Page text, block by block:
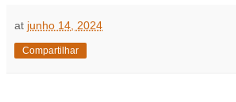
at junho 14, 2024
Compartilhar